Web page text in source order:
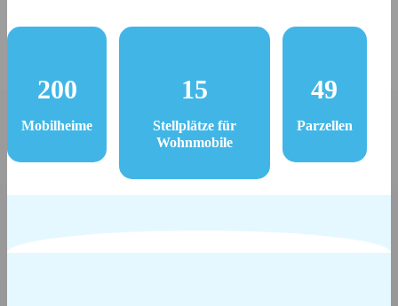
200
Mobilheime
15
Stellplätze für
Wohnmobile
49
Parzellen